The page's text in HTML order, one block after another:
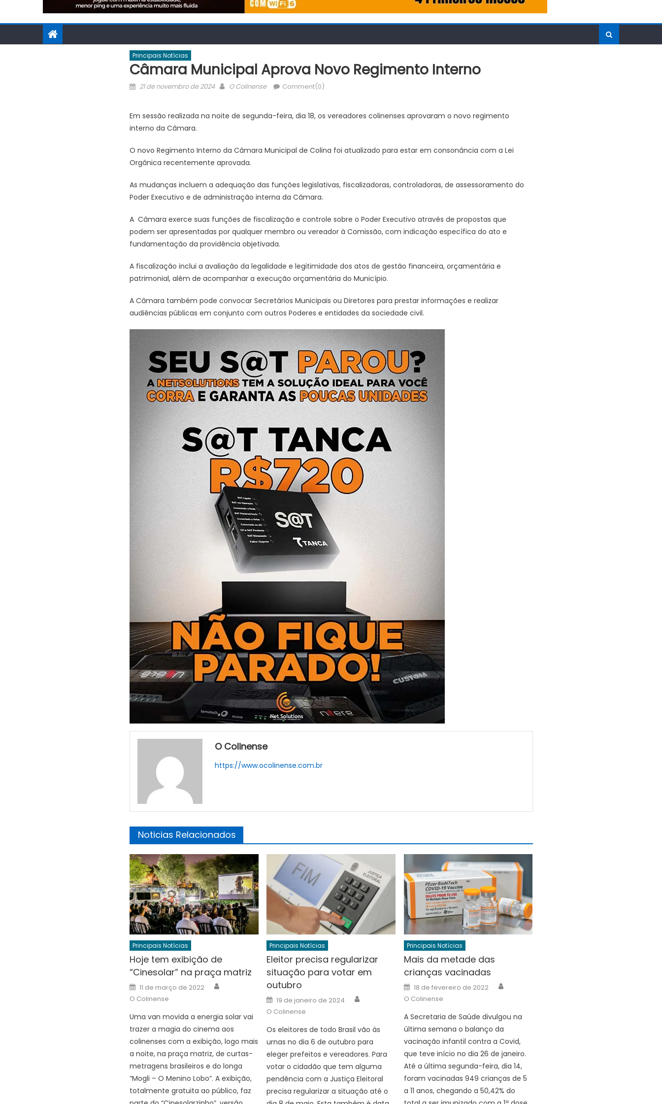
Principais Notícias
Câmara Municipal Aprova Novo Regimento Interno
Posted
21 de novembro de 2024 Author
O Colinense Comment(0)
Em sessão realizada na noite de segunda-feira, dia 18, os vereadores colinenses aprovaram o novo regimento
interno da Câmara.
O novo Regimento Interno da Câmara Municipal de Colina foi atualizado para estar em consonância com a Lei
Orgânica recentemente aprovada.
As mudanças incluem a adequação das funções legislativas, fiscalizadoras, controladoras, de assessoramento do
Poder Executivo e de administração interna da Câmara.
A Câmara exerce suas funções de fiscalização e controle sobre o Poder Executivo através de propostas que
podem ser apresentadas por qualquer membro ou vereador à Comissão, com indicação específica do ato e
fundamentação da providência objetivada.
A fiscalização inclui a avaliação da legalidade e legitimidade dos atos de gestão financeira, orçamentária e
patrimonial, além de acompanhar a execução orçamentária do Município.
A Câmara também pode convocar Secretários Municipais ou Diretores para prestar informações e realizar
audiências públicas em conjunto com outros Poderes e entidades da sociedade civil.
O Colinense
https://www.ocolinense.com.br
Noticias Relacionados
Principais Notícias
Hoje tem exibição de
“Cinesolar” na praça matriz
Posted
on
11 de março de 2022
O Colinense
Uma van movida a energia solar vai
trazer a magia do cinema aos
colinenses com a exibição, logo mais
a noite, na praça matriz, de curtas-
metragens brasileiros e do longa
“Mogli – O Menino Lobo”. A exibição,
totalmente gratuita ao público, faz
Principais Notícias
Eleitor precisa regularizar
situação para votar em
outubro
Posted
on
19 de janeiro de 2024
O Colinense
Os eleitores de todo Brasil vão às
urnas no dia 6 de outubro para
eleger prefeitos e vereadores. Para
votar o cidadão que tem alguma
pendência com a Justiça Eleitoral
precisa regularizar a situação até o
Principais Notícias
Mais da metade das
crianças vacinadas
Posted
on
18 de fevereiro de 2022
O Colinense
A Secretaria de Saúde divulgou na
última semana o balanço da
vacinação infantil contra a Covid,
que teve início no dia 26 de janeiro.
Até a última segunda-feira, dia 14,
foram vacinadas 949 crianças de 5
a 11 anos, chegando a 50,42% do